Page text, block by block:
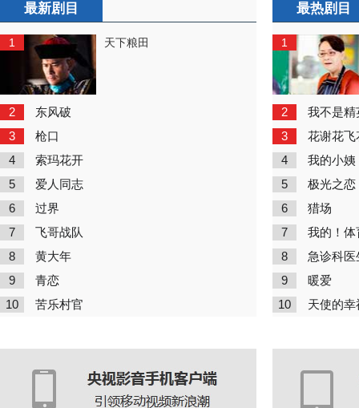
最新剧目
1 天下粮田
2 东风破
3 枪口
4 索玛花开
5 爱人同志
6 过界
7 飞哥战队
8 黄大年
9 青恋
10 苦乐村官
最热剧目
1
2 我不是精
3 花谢花飞
4 我的小姨
5 极光之恋
6 猎场
7 我的！体
8 急诊科医
9 暖爱
10 天使的幸